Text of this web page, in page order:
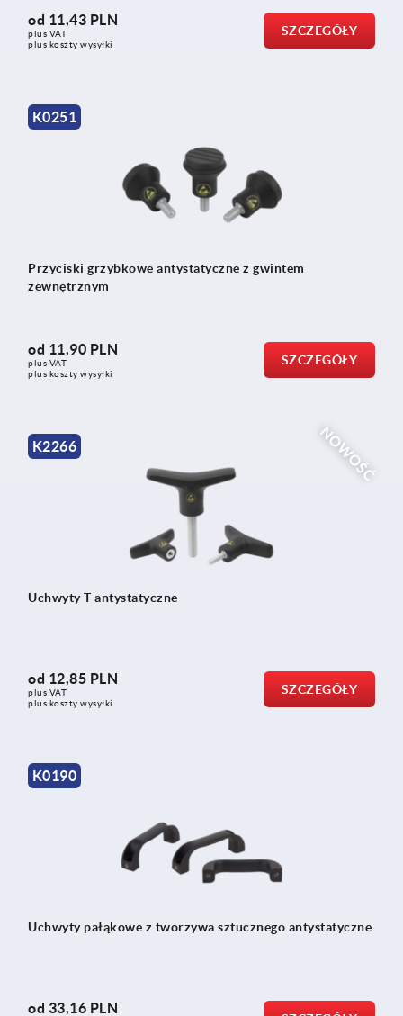
od 11,43 PLN
plus VAT
plus koszty wysyłki
SZCZEGÓŁY
K0251
Przyciski grzybkowe antystatyczne z gwintem
zewnętrznym
od 11,90 PLN
plus VAT
plus koszty wysyłki
SZCZEGÓŁY
NOWOŚĆ
K2266
Uchwyty T antystatyczne
od 12,85 PLN
plus VAT
plus koszty wysyłki
SZCZEGÓŁY
K0190
Uchwyty pałąkowe z tworzywa sztucznego antystatyczne
od 33,16 PLN